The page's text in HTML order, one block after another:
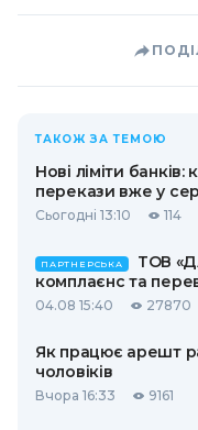
ТАКОЖ ЗА ТЕМОЮ
Нові ліміти
перекази вже у
Сьогодні 13:10 114
ПАРТНЕРСЬКА
ТОВ
комплаєнс та
04.08 15:40 27870
Як працює арешт
чоловіків
Вчора 16:33 9161